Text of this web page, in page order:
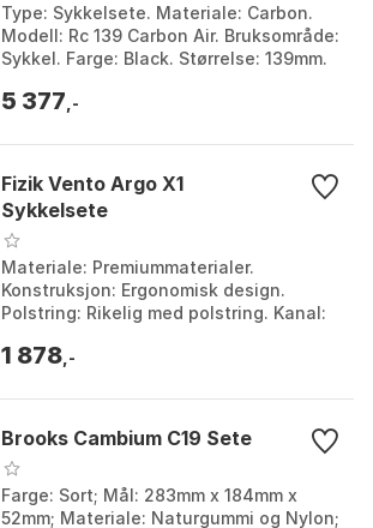
Type: Sykkelsete. Materiale: Carbon.
Modell: Rc 139 Carbon Air. Bruksområde:
Sykkel. Farge: Black. Størrelse: 139mm.
5 377 ,-
Fizik Vento Argo X1
Sykkelsete
Materiale: Premiummaterialer.
Konstruksjon: Ergonomisk design.
Polstring: Rikelig med polstring. Kanal:
Black. Størrelse: ...
1 878 ,-
Brooks Cambium C19 Sete
Farge: Sort; Mål: 283mm x 184mm x
52mm; Materiale: Naturgummi og Nylon;